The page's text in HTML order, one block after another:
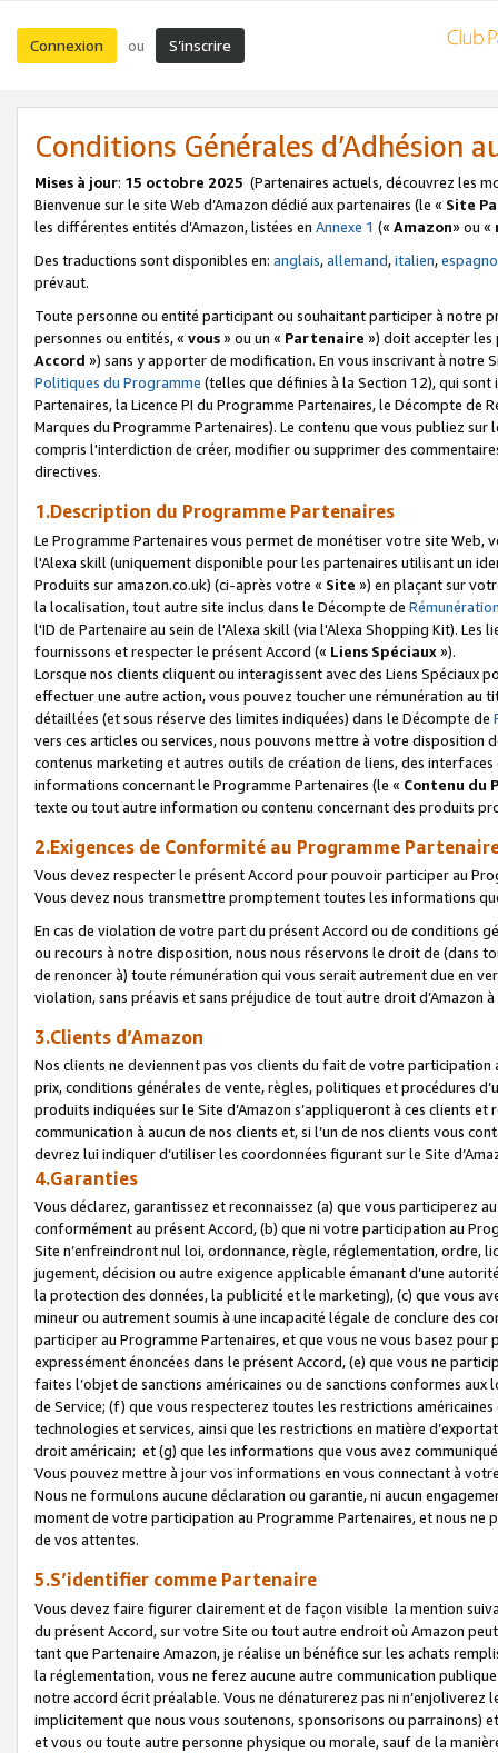
Connexion ou S’inscrire
Conditions Générales d’Adhésion
Mises à jour: 15 octobre 2025 (Partenaires actuels, découvrez les
Bienvenue sur le site Web d’Amazon dédié aux partenaires (le « Site
les différentes entités d’Amazon, listées en Annexe 1 (« Amazon» ou «
Des traductions sont disponibles en: anglais,allemand,italien,
prévaut.
Toute personne ou entité participant ou souhaitant participer à notre
personnes ou entités, « vous» ou un « Partenaire ») doit accepter les
Accord ») sans y apporter de modification. En vous inscrivant à notre
Politiques du Programme (telles que définies à la Section 12), qui
Partenaires, la Licence PI du Programme Partenaires, le Décompte de
Marques du Programme Partenaires). Le contenu que vous publiez
compris l'interdiction de créer, modifier ou supprimer des
directives.
1.Description du Programme Partenaires
Le Programme Partenaires vous permet de monétiser votre site Web,
l'Alexa skill (uniquement disponible pour les partenaires utilisant un
Produits sur amazon.co.uk) (ci-après votre « Site ») en plaçant sur
la localisation, tout autre site inclus dans le Décompte de
l'ID de Partenaire au sein de l'Alexa skill (via l'Alexa Shopping Kit).
fournissons et respecter le présent Accord (« Liens Spéciaux»).
Lorsque nos clients cliquent ou interagissent avec des Liens Spéciaux
effectuer une autre action, vous pouvez toucher une rémunération
détaillées (et sous réserve des limites indiquées) dans le Décompte de
vers ces articles ou services, nous pouvons mettre à votre disposition
contenus marketing et autres outils de création de liens, des
informations concernant le Programme Partenaires (le « Contenu du
texte ou tout autre information ou contenu concernant des produits
2.Exigences de Conformité au Programme
Vous devez respecter le présent Accord pour pouvoir participer au
Vous devez nous transmettre promptement toutes les informations
En cas de violation de votre part du présent Accord ou de conditions
ou recours à notre disposition, nous nous réservons le droit de (dans
de renoncer à) toute rémunération qui vous serait autrement due en
violation, sans préavis et sans préjudice de tout autre droit
3.Clients d’Amazon
Nos clients ne deviennent pas vos clients du fait de votre
prix, conditions générales de vente, règles, politiques et procédures
produits indiquées sur le Site d’Amazon s’appliqueront à ces clients
communication à aucun de nos clients et, si l’un de nos clients vous
devrez lui indiquer d’utiliser les coordonnées figurant sur le Site
4.Garanties
Vous déclarez, garantissez et reconnaissez (a) que vous participerez
conformément au présent Accord, (b) que ni votre participation au
Site n’enfreindront nul loi, ordonnance, règle, réglementation, ordre,
jugement, décision ou autre exigence applicable émanant d’une
la protection des données, la publicité et le marketing), (c) que vous
mineur ou autrement soumis à une incapacité légale de conclure des
participer au Programme Partenaires, et que vous ne vous basez
expressément énoncées dans le présent Accord, (e) que vous ne
faites l’objet de sanctions américaines ou de sanctions conformes
de Service; (f) que vous respecterez toutes les restrictions
technologies et services, ainsi que les restrictions en matière
droit américain; et (g) que les informations que vous avez
Vous pouvez mettre à jour vos informations en vous connectant à
Nous ne formulons aucune déclaration ou garantie, ni aucun
moment de votre participation au Programme Partenaires, et nous
de vos attentes.
5.S’identifier comme Partenaire
Vous devez faire figurer clairement et de façon visible la mention
du présent Accord, sur votre Site ou tout autre endroit où Amazon
tant que Partenaire Amazon, je réalise un bénéfice sur les achats
la réglementation, vous ne ferez aucune autre communication
notre accord écrit préalable. Vous ne dénaturerez pas ni
implicitement que nous vous soutenons, sponsorisons ou parrainons)
et vous ou toute autre personne physique ou morale, sauf de la